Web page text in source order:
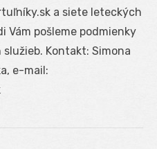
a siete leteckých
Vám pošleme podmienky
Kontakt: Simona
e-mail: